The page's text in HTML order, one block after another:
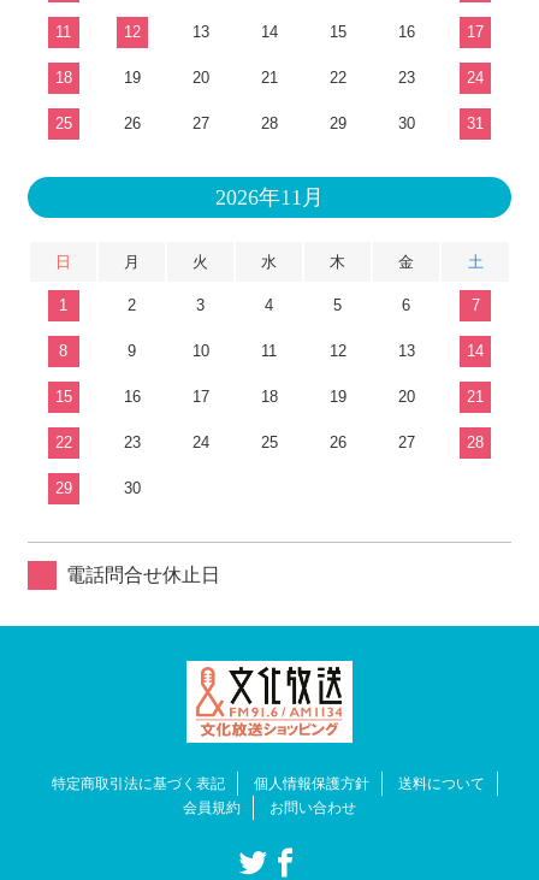
11 12 13 14 15 16 17
18 19 20 21 22 23 24
25 26 27 28 29 30 31
2026年11月
日 月 火 水 木 金 土
1 2 3 4 5 6 7
8 9 10 11 12 13 14
15 16 17 18 19 20 21
22 23 24 25 26 27 28
29 30
電話問合せ休止日
特定商取引法に基づく表記 個人情報保護方針
送料について
会員規約
お問い合わせ